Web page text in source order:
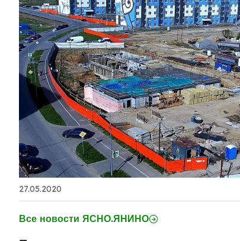
27.05.2020
Все новости ЯСНО.ЯНИНО